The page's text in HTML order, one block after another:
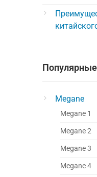
Megane
Megane 1
Megane 2
Megane 3
Megane 4